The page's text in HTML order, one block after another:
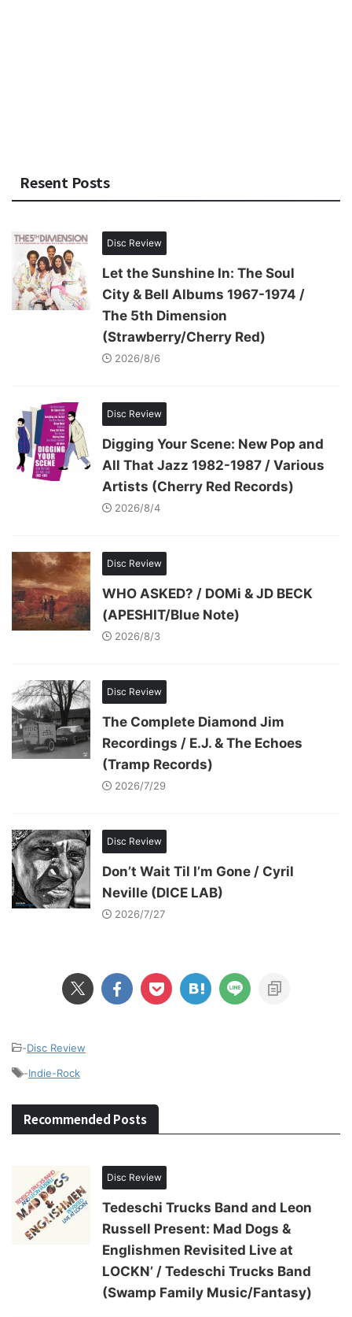
Resent Posts
Disc Review
Let the Sunshine In: The Soul
City & Bell Albums 1967-1974 /
The 5th Dimension
(Strawberry/Cherry Red)
2026/8/6
Disc Review
Digging Your Scene: New Pop and
All That Jazz 1982-1987 / Various
Artists (Cherry Red Records)
2026/8/4
Disc Review
WHO ASKED? / DOMi & JD BECK
(APESHIT/Blue Note)
2026/8/3
Disc Review
The Complete Diamond Jim
Recordings / E.J. & The Echoes
(Tramp Records)
2026/7/29
Disc Review
Don’t Wait Til I’m Gone / Cyril
Neville (DICE LAB)
2026/7/27
-Disc Review
-Indie-Rock
Recommended Posts
Disc Review
Tedeschi Trucks Band and Leon
Russell Present: Mad Dogs &
Englishmen Revisited Live at
LOCKN’ / Tedeschi Trucks Band
(Swamp Family Music/Fantasy)